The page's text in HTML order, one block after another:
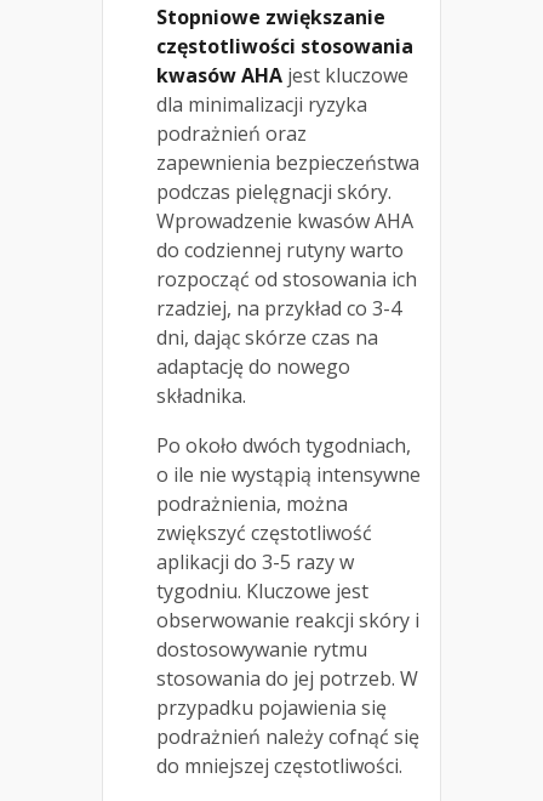
Stopniowe zwiększanie
częstotliwości stosowania
kwasów AHA jest kluczowe
dla minimalizacji ryzyka
podrażnień oraz
zapewnienia bezpieczeństwa
podczas pielęgnacji skóry.
Wprowadzenie kwasów AHA
do codziennej rutyny warto
rozpocząć od stosowania ich
rzadziej, na przykład co 3-4
dni, dając skórze czas na
adaptację do nowego
składnika.
Po około dwóch tygodniach,
o ile nie wystąpią intensywne
podrażnienia, można
zwiększyć częstotliwość
aplikacji do 3-5 razy w
tygodniu. Kluczowe jest
obserwowanie reakcji skóry i
dostosowywanie rytmu
stosowania do jej potrzeb. W
przypadku pojawienia się
podrażnień należy cofnąć się
do mniejszej częstotliwości.